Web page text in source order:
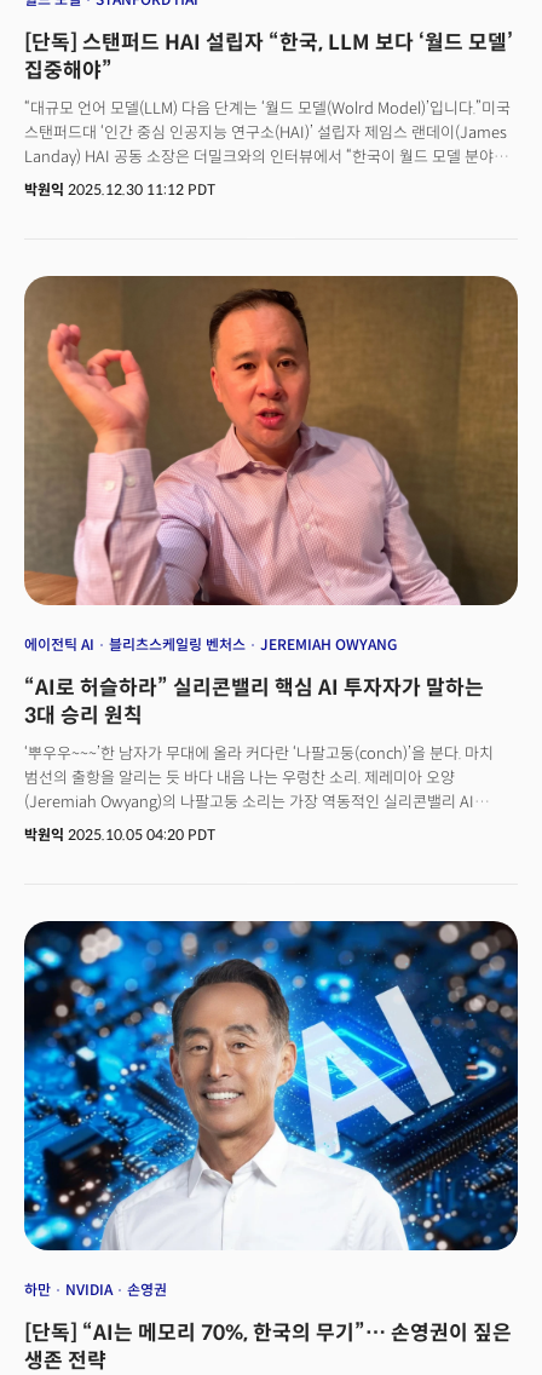
[단독] 스탠퍼드 HAI 설립자 “한국, LLM 보다 ‘월드 모델’
집중해야”
“대규모 언어 모델(LLM) 다음 단계는 ‘월드 모델(Wolrd Model)’입니다.”미국
스탠퍼드대 ‘인간 중심 인공지능 연구소(HAI)’ 설립자 제임스 랜데이(James
Landay) HAI 공동 소장은 더밀크와의 인터뷰에서 “한국이 월드 모델 분야에
주력한다면 큰 성과를 낼 수 있을 것”이라고 전망했다. 월드 모델은 현실
파운드리(foundry, 반도체 위탁 생산), 배터리, 자동차, 조선, 로봇에 이르는
제조업 생태계를 갖추고 있어 이 분야에서 특히 경쟁력을 가진다는
분석이다. 그는 이어 “한국에 HAI 센터를 설립하고 한국 최고 대학들과
협업한다면 최고 AI 인재의 유출도 막을 수 있을 것”이라며 “한국 제조업에 AI
기술을 접목해 관련 일자리 상황도 개선할 수 있다고 생각한다”고 했다. 월드
모델과 피지컬 AI는 실리콘밸리 AI 석학들이 최근 가장 주목하고 있는 분야다.
메타 수석 AI 과학자를 지낸 얀 르쿤 뉴욕대(NYU) 교수가 월드 모델 개발을
위해 자신의 스타트업 ‘AMI Labs’를 설립했을 정도다. 랜데이 교수와 함께
HAI 공동 소장을 맡고 있는 ‘AI 대모’ 페이페이 리 스탠퍼드대 교수 역시
‘월드랩스(World Labs)’라는 스타트업을 설립, 월드 모델을 개발
중이다. 랜데이 공동 소장은 15일 HAI 웹사이트를 통해 공개한 2026년 AI
전망에서도 한국을 언급했다. 국가 주도의 AI 데이터센터 투자 및 ‘AI 주권(AI
Sovereignty)’ 강화 움직임 사례로 아랍에미리트(UAE)와 한국을 든
것이다. 그는 “2026년에 AI 주권 논의가 크게 가속할 것으로 본다”며
흐름 속에서 한국이 AI 3강을 달성하려면 어떤 노력이 필요할까? 더밀크는
AI의 미래에 대해 물었다.다음은 랜데이 소장과의 일문일답이다.
박원익 2025.12.30 11:12 PDT
에이전틱 AI 블리츠스케일링 벤처스 JEREMIAH OWYANG
“AI로 허슬하라” 실리콘밸리 핵심 AI 투자자가 말하는
3대 승리 원칙
‘뿌우우~~~’한 남자가 무대에 올라 커다란 ‘나팔고둥(conch)’을 분다. 마치
범선의 출항을 알리는 듯 바다 내음 나는 우렁찬 소리. 제레미아 오양
(Jeremiah Owyang)의 나팔고둥 소리는 가장 역동적인 실리콘밸리 AI
창업자·투자자 커뮤니티 ‘라마 라운지(Llama Lounge)’의 시작을 알리는
제너럴 파트너다. 샌프란시스코 최대 AI 창업 커뮤니티와 AI 스타트업 투자
활동을 통해 얻는 통찰은 그를 최고의 AI 기술·산업 전문가로
만들었다. 제레미아 오양 파트너가 내놓는 전망과 인사이트에 주목해야 하는
이유가 여기에 있다. 그는 지난달 24일(현지시각) 실리콘밸리 마운틴뷰에서
열린 ‘K-글로벌(K-Global@Silicon Valley)’ 행사에서 “여러분이 가진 AI 기술
우위, 즉 ‘기술적 해자(moat)’가 얼마나 지속될 것이라고 생각하느냐’는
질문을 던지며 치열하게 전개되는 AI 경쟁의 현실을 다시금
일깨웠다. “산호세와 샌프란시스코를 잇는 101번 고속도로의 광고판 80%가
AI로 도배되고, 샌프란시스코 베이 지역에서만 매달 200개의 AI 관련
오프라인 행사가 열리고 있습니다.”제레미아 오양 파트너는 이 같은 치열한
경쟁 환경 속에서 생존하는 걸 넘어 시장을 지배할 수 있으려면 3가지 원칙을
기억해야 한다고 강조했다. 최고의 기술을 넘어 최고의 전략을 가진 자만이
살아남을 수 있다는 게 그의 주장이다.
박원익 2025.10.05 04:20 PDT
하만 NVIDIA 손영권
[단독] “AI는 메모리 70%, 한국의 무기”… 손영권이 짚은
생존 전략